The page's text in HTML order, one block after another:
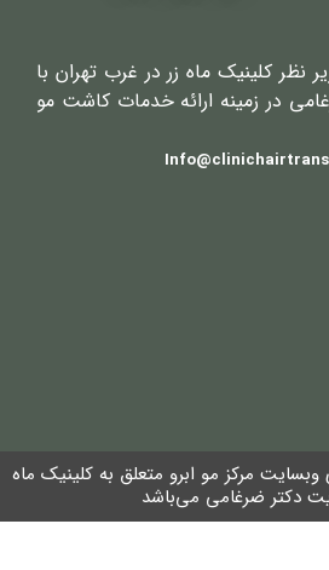
نظر کلینیک ماه زر در غرب تهران با
در زمینه ارائه خدمات کاشت مو
مرکز مو ابرو متعلق به کلینیک ماه
دکتر ضرغامی می‌باشد